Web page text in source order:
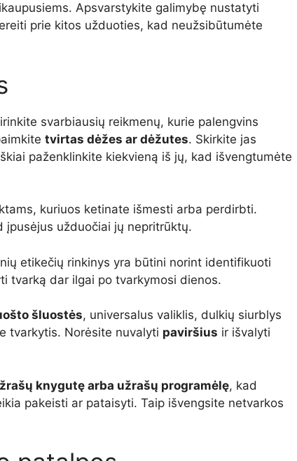
Apsvarstykite galimybę nustatyti
prie kitos užduoties, kad neužsibūtumėte
svarbiausių reikmenų, kurie palengvins
tvirtas dėžes ar dėžutes. Skirkite jas
paženklinkite kiekvieną iš jų, kad išvengtumėte
kuriuos ketinate išmesti arba perdirbti.
užduočiai jų nepritrūktų.
etikečių rinkinys yra būtini norint identifikuoti
tvarką dar ilgai po tvarkymosi dienos.
šluostės, universalus valiklis, dulkių siurblys
tvarkytis. Norėsite nuvalyti paviršius ir išvalyti
knygutę arba užrašų programėlę, kad
pakeisti ar pataisyti. Taip išvengsite netvarkos